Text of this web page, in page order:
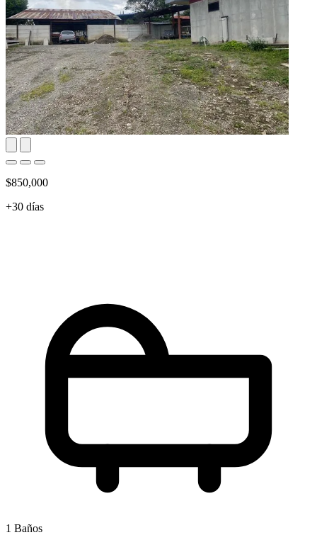
$850,000
+30 días
1 Baños